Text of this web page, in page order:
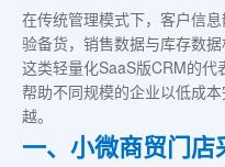
在传统管理模式下，客户信
验备货，销售数据与库存数据
这类轻量化SaaS版CRM的代
帮助不同规模的企业以低成
越。
一、小微商贸门